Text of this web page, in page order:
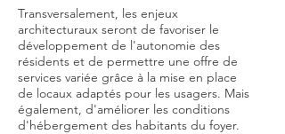
Transversalement, les enjeux
architecturaux seront de favoriser le
développement de l'autonomie des
résidents et de permettre une offre de
services variée grâce à la mise en place
de locaux adaptés pour les usagers. Mais
également, d'améliorer les conditions
d'hébergement des habitants du foyer.